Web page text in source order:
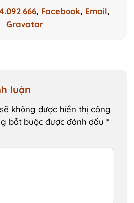
, Facebook, Email,
Gravatar
luận
không được hiển thị công
bắt buộc được đánh dấu *